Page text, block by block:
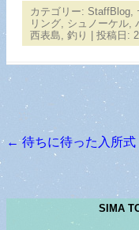
カテゴリー: StaffBlog,
リング, シュノーケル,
西表島, 釣り | 投稿日:
投稿ナビゲーシ
←待ちに待った入所式
SIMA